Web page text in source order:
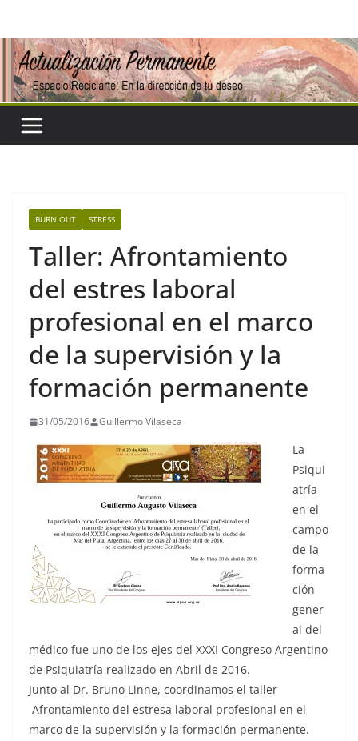
contenido
BURN OUT STRESS
Taller: Afrontamiento
del estres laboral
profesional en el marco
de la supervisión y la
formación permanente
31/05/2016 Guillermo Vilaseca
La
Psiqui
atría
en el
campo
de la
forma
ción
gener
al del
médico fue uno de los ejes del XXXI Congreso Argentino
de Psiquiatría realizado en Abril de 2016.
Junto al Dr. Bruno Linne, coordinamos el taller
Afrontamiento del estresa laboral profesional en el
marco de la supervisión y la formación permanente.